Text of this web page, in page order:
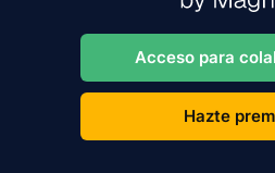
Acceso para
Hazte